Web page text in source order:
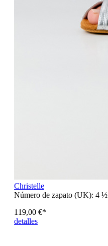
Christelle
Número de zapato (UK): 4 ½
119,00 €*
detalles